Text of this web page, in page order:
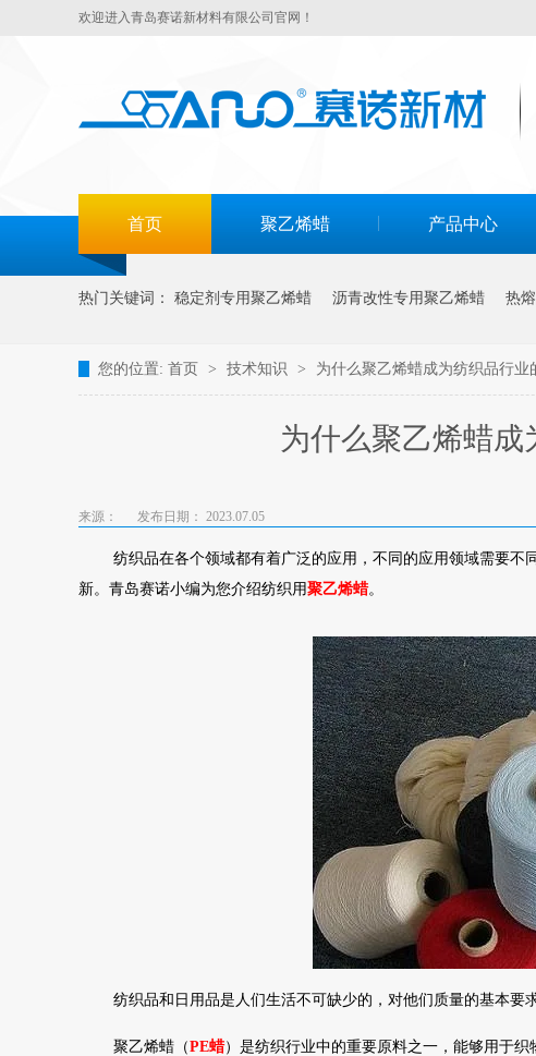
欢迎进入青岛赛诺新材料有限公司官网！
首页 聚乙烯蜡 产品中心
热门关键词： 稳定剂专用聚乙烯蜡 沥青改性专用聚乙烯蜡 热
您的位置: 首页 > 技术知识 > 为什么聚乙烯蜡成为纺织品行业
为什么聚乙烯蜡成
来源： 发布日期： 2023.07.05
纺织品在各个领域都有着广泛的应用，不同的应用领域需要
新。青岛赛诺小编为您介绍纺织用聚乙烯蜡。
纺织品和日用品是人们生活不可缺少的，对他们质量的基本要
聚乙烯蜡（PE蜡）是纺织行业中的重要原料之一，能够用于